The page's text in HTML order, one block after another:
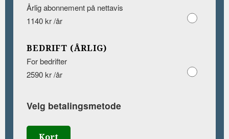
Årlig abonnement på nettavis
1140 kr /år
BEDRIFT (ÅRLIG)
For bedrifter
2590 kr /år
Velg betalingsmetode